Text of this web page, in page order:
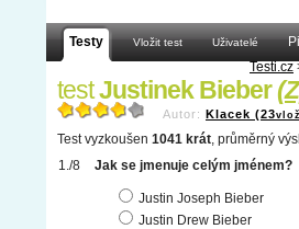
Testy Vložit test Uživatelé
Testi.cz
testJustinek Bieber(
Autor: Klacek (23
Test vyzkoušen 1041 krát, průměrný
Jak se jmenuje celým jménem?
Justin Joseph Bieber
Justin Drew Bieber